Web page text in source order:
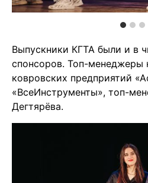
Выпускники КГТА были и в
спонсоров. Топ-менеджеры
ковровских предприятий
«ВсеИнструменты», топ-
Дегтярёва.